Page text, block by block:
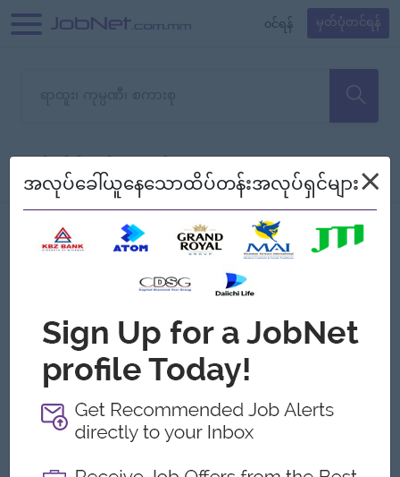
၀င်ရန် မှတ်ပုံတင်ရန်
သော အလုပ်မရှိသေးပါ။
စစ်ရန် စဉ်၍ကြည့်မည်
Jobs
အလုပ်ခေါ်ယူနေသောထိပ်တန်းအလုပ်ရှင်များ×